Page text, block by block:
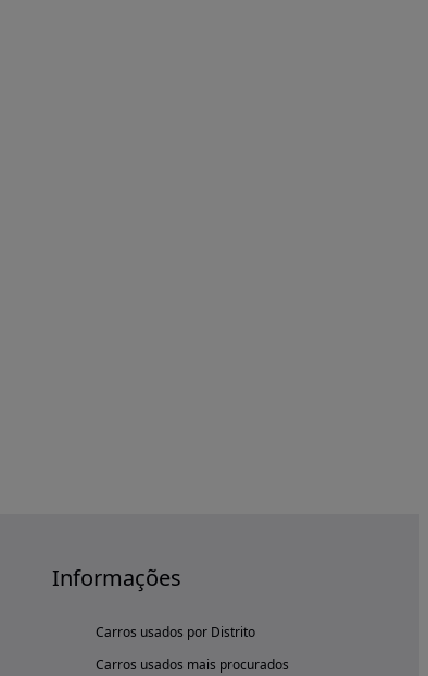
Informações
Carros usados por Distrito
Carros usados mais procurados